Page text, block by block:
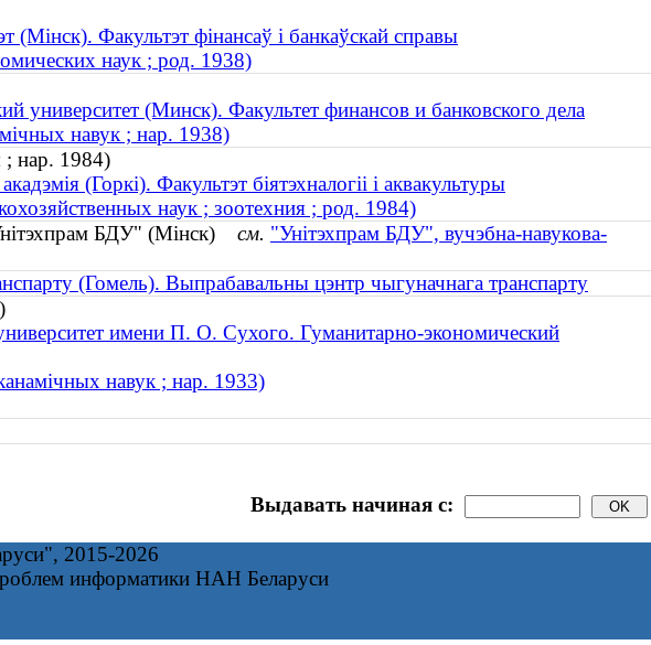
(Мінск). Факультэт фінансаў і банкаўскай справы
наук ; род. 1938)
университет (Минск). Факультет финансов и банковского дела
навук ; нар. 1938)
; нар. 1984)
(Горкі). Факультэт біятэхналогіі і аквакультуры
наук ; зоотехния ; род. 1984)
БДУ" (Мінск) см. "Унітэхпрам БДУ", вучэбна-навукова-
(Гомель). Выпрабавальны цэнтр чыгуначнага транспарту
имени П. О. Сухого. Гуманитарно-экономический
навук ; нар. 1933)
Выдавать начиная с:
2015-2026
информатики НАН Беларуси